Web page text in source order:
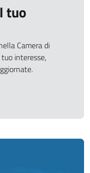
tuo
Camera di
interesse,